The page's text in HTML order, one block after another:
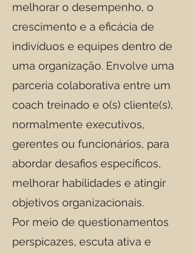
melhorar o desempenho, o
crescimento e a eficácia de
indivíduos e equipes dentro de
uma organização. Envolve uma
parceria colaborativa entre um
coach treinado e o(s) cliente(s),
normalmente executivos,
gerentes ou funcionários, para
abordar desafios específicos,
melhorar habilidades e atingir
objetivos organizacionais.
Por meio de questionamentos
perspicazes, escuta ativa e